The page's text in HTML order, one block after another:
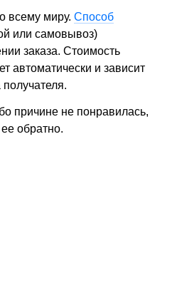
всему миру. Способ
или самовывоз)
заказа. Стоимость
автоматически и зависит
причине не понравилась,
обратно.